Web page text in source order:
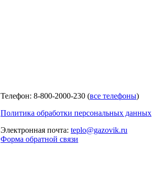
Телефон: 8-800-2000-230 (все телефоны)
Политика обработки персональных данных
Электронная почта: teplo@gazovik.ru
Форма обратной связи